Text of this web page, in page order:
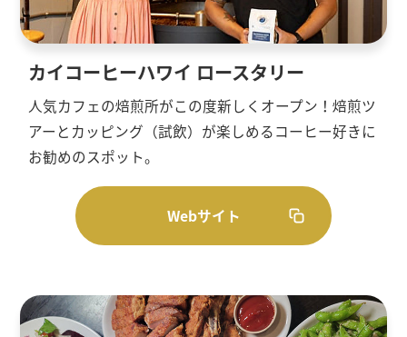
カイコーヒーハワイ ロースタリー
人気カフェの焙煎所がこの度新しくオープン！焙煎ツ
アーとカッピング（試飲）が楽しめるコーヒー好きに
お勧めのスポット。
Webサイト